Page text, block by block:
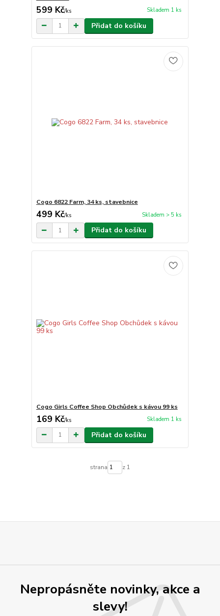
599 Kč/ks Skladem 1 ks
Přidat do košíku
Cogo 6822 Farm, 34 ks, stavebnice
499 Kč/ks Skladem > 5 ks
Přidat do košíku
Cogo Girls Coffee Shop Obchůdek s kávou 99 ks
169 Kč/ks Skladem 1 ks
Přidat do košíku
strana z 1
Nepropásněte novinky, akce a
slevy!